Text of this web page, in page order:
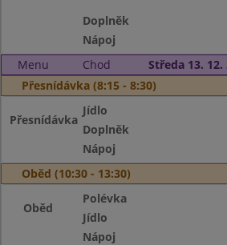
Doplněk
Nápoj
Menu
Chod
Středa 13. 12.
Přesnídávka (8:15 - 8:30)
Přesnídávka
Jídlo
Doplněk
Nápoj
Oběd (10:30 - 13:30)
Oběd
Polévka
Jídlo
Nápoj